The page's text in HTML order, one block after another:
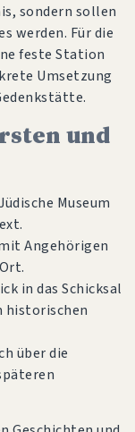
sondern sollen
werden. Für die
feste Station
Umsetzung
und
Museum
Angehörigen
in das Schicksal
historischen
über die